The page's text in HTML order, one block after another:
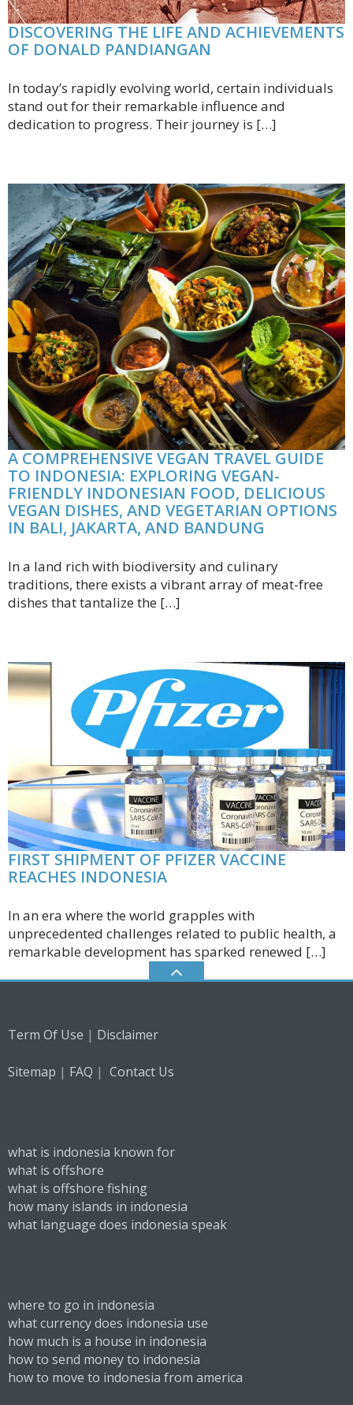
DISCOVERING THE LIFE AND ACHIEVEMENTS
OF DONALD PANDIANGAN
In today’s rapidly evolving world, certain individuals
stand out for their remarkable influence and
dedication to progress. Their journey is […]
A COMPREHENSIVE VEGAN TRAVEL GUIDE
TO INDONESIA: EXPLORING VEGAN-
FRIENDLY INDONESIAN FOOD, DELICIOUS
VEGAN DISHES, AND VEGETARIAN OPTIONS
IN BALI, JAKARTA, AND BANDUNG
In a land rich with biodiversity and culinary
traditions, there exists a vibrant array of meat-free
dishes that tantalize the […]
FIRST SHIPMENT OF PFIZER VACCINE
REACHES INDONESIA
In an era where the world grapples with
unprecedented challenges related to public health, a
remarkable development has sparked renewed […]
Term Of Use | Disclaimer
Sitemap | FAQ | Contact Us
what is indonesia known for
what is offshore
what is offshore fishing
how many islands in indonesia
what language does indonesia speak
where to go in indonesia
what currency does indonesia use
how much is a house in indonesia
how to send money to indonesia
how to move to indonesia from america